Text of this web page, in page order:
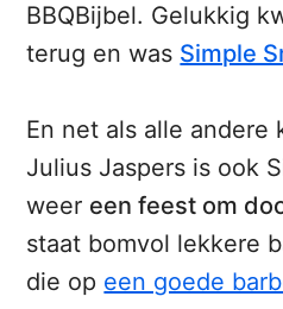
BBQBijbel. Gelukkig
terug en was Simple
En net als alle andere
Julius Jaspers is ook
weer een feest om
staat bomvol lekkere
die op een goede